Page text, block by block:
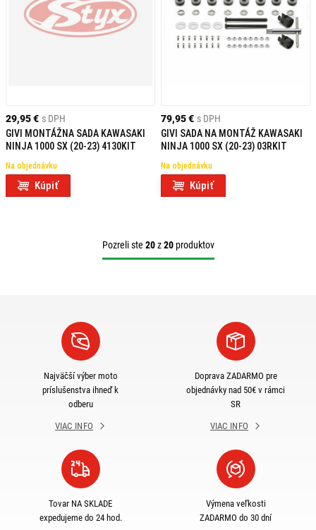
29,95 € s DPH
GIVI MONTÁŽNA SADA KAWASAKI
NINJA 1000 SX (20-23) 4130KIT
Na objednávku
Kúpiť
79,95 € s DPH
GIVI SADA NA MONTÁŽ KAWASAKI
NINJA 1000 SX (20-23) 03RKIT
Na objednávku
Kúpiť
Pozreli ste 20z20produktov
Najväčší výber moto
príslušenstva ihneď k
odberu
VIAC INFO
Doprava ZADARMO pre
objednávky nad 50€ v rámci
SR
VIAC INFO
Tovar NA SKLADE
expedujeme do 24 hod.
Výmena veľkosti
ZADARMO do 30 dní